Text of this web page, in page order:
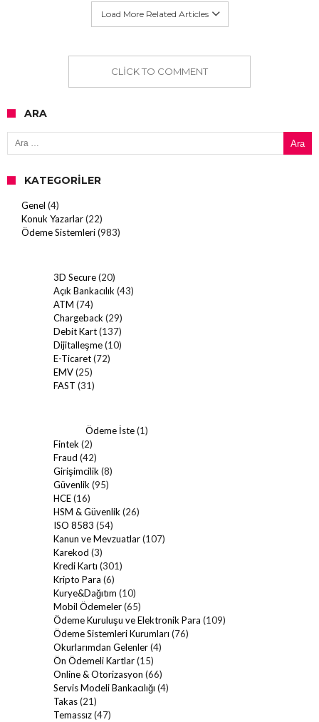
Load More Related Articles
CLICK TO COMMENT
ARA
Arama:
KATEGORILER
Genel (4)
Konuk Yazarlar(22)
Ödeme Sistemleri(983)
3D Secure(20)
Açık Bankacılık (43)
ATM (74)
Chargeback (29)
Debit Kart(137)
Dijitalleşme(10)
E-Ticaret(72)
EMV(25)
FAST (31)
Ödeme İste(1)
Fintek (2)
Fraud (42)
Girişimcilik (8)
Güvenlik (95)
HCE(16)
HSM & Güvenlik (26)
ISO 8583 (54)
Kanun ve Mevzuatlar(107)
Karekod (3)
Kredi Kartı (301)
Kripto Para (6)
Kurye&Dağıtım (10)
Mobil Ödemeler(65)
Ödeme Kuruluşu ve Elektronik Para (109)
Ödeme Sistemleri Kurumları (76)
Okurlarımdan Gelenler(4)
Ön Ödemeli Kartlar(15)
Online & Otorizasyon (66)
Servis Modeli Bankacılığı (4)
Takas(21)
Temassız(47)